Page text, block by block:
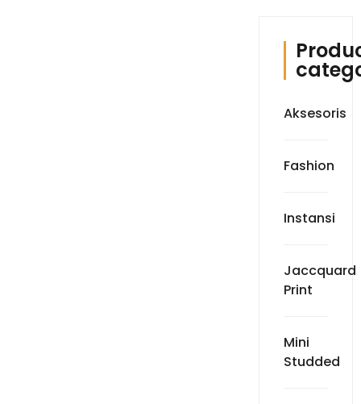
Aksesoris
Fashion
Instansi
Jaccquard
Print
Mini
Studded